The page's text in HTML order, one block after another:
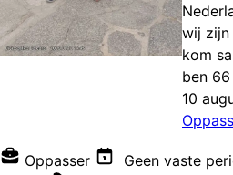
wij zijn
kom
ben
10
Oppasser Geen vaste